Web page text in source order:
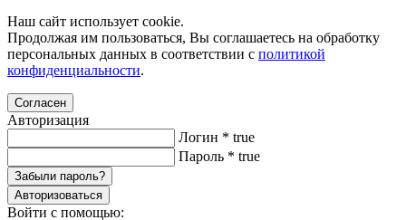
Наш сайт использует cookie.
Продолжая им пользоваться, Вы соглашаетесь на обработку
персональных данных в соответствии с политикой
конфиденциальности.
Согласен
Авторизация
Логин * true
Пароль * true
Забыли пароль?
Авторизоваться
Войти с помощью: